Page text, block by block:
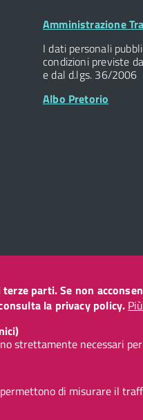
Footer
Amministrazione
I dati personali
condizioni previste
e dal d.lgs. 36/2006
Albo Pretorio
parti. Se non
la privacy policy.
strettamente necessari
di misurare il